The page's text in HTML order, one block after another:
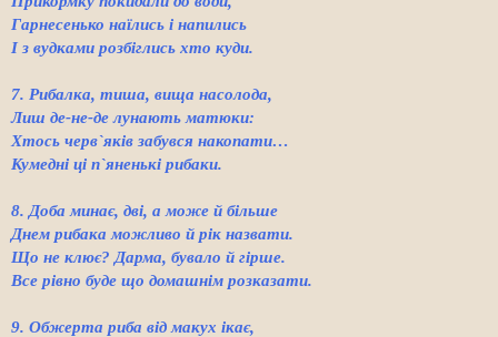
Гарнесенько наїлись і напились
І з вудками розбіглись хто куди.
7. Рибалка, тиша, вища насолода,
Лиш де-не-де лунають матюки:
Хтось черв`яків забувся накопати…
Кумедні ці п`яненькі рибаки.
8. Доба минає, дві, а може й більше
Днем рибака можливо й рік назвати.
Що не клює? Дарма, бувало й гірше.
Все рівно буде що домашнім розказати.
9. Обжерта риба від макух ікає,